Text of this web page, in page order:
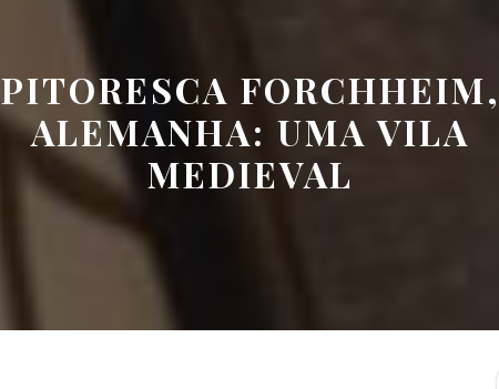
PITORESCA
ALEMANHA: UMA VILA
MEDIEVAL